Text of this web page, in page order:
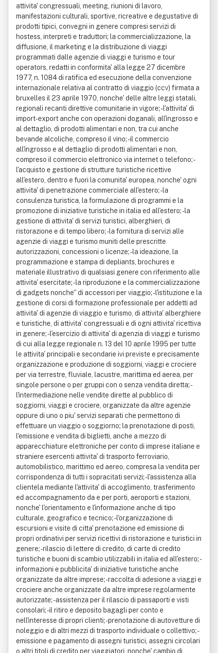
attivita' congressuali, meeting, riunioni di lavoro,
manifestazioni culturali, sportive, ricreative e degustative di
prodotti tipici, convegni in genere compresi servizi di
hostess, interpreti e traduttori; la commercializzazione, la
diffusione, il marketing e la distribuzione di viaggi
programmati dalle agenzie di viaggi e turismo e tour
operators, redatti in conformita' alla legge 27 dicembre
1977, n. 1084 di ratifica ed esecuzione della convenzione
internazionale relativa al contratto di viaggio (ccv) firmata a
bruxelles il 23 aprile 1970, nonche' delle altre leggi statali,
regionali recanti direttive comunitarie in vigore; - l'attivita' di
import-export anche con operazioni doganali, all'ingrosso e
al dettaglio, di prodotti alimentari e non, tra cui anche
bevande alcoliche, compreso il vino; - il commercio
all'ingrosso e al dettaglio di prodotti alimentari e non,
compreso il commercio elettronico via internet o telefono; -
l'acquisto e gestione di strutture turistiche ricettive
all'estero, dentro e fuori la comunita' europea, nonche' ogni
attivita' di penetrazione commerciale all'estero; - la
consulenza turistica, la formulazione di programmi e la
promozione di iniziative turistiche in italia ed all'estero; - la
gestione di attivita' di servizi turistici, alberghieri, di
ristorazione e di tempo libero; - la fornitura di servizi alle
agenzie di viaggi e turismo muniti delle prescritte
autorizzazioni, concessioni o licenze; - la ideazione, la
programmazione e stampa di depliants, brochures e
materiale illustrativo di qualsiasi genere con riferimento alle
attivita' esercitate; - la riproduzione e la commercializzazione
di gadgets nonche'' di accessori per viaggio; - l'istituzione e la
gestione di corsi di formazione professionale per addetti ad
attivita' di agenzie di viaggio e turismo, di attivita' alberghiere
e turistiche, di attivita' congressuali e di ogni attivita' ricettiva
in genere; - l'esercizio di attivita' di agenzia di viaggi e turismo
di cui alla legge regionale n. 13 del 10 aprile 1995 per tutte
le attivita' principali e secondarie ivi previste e precisamente
organizzazione e produzione di soggiorni, viaggi e crociere
per via terrestre, fluviale, lacustre, marittima ed aerea, per
singole persone o per gruppi con o senza vendita diretta; -
l'intermediazione nelle vendite dirette al pubblico di
soggiorni, viaggi e crociere, organizzate da altre agenzie
oppure di uno o piu' servizi separati che permettono di
effettuare un viaggio o soggiorno; la prenotazione di posti,
l'emissione e vendita di biglietti, anche a mezzo di
apparecchiature elettroniche per conto di imprese italiane e
straniere esercenti attivita' di trasporto ferroviario,
automobilistico, marittimo ed aereo, compresa la vendita per
corrispondenza di tutti i sopracitati servizi; - l'assistenza alla
clientela mediante l'attivita' di accoglimento, trasferimento
ed accompagnamento da e per porti, aeroporti e stazioni,
nonche' l'orientamento e l'informazione anche di tipo
culturale, geografico e tecnico; - l'organizzazione di
escursioni e visite di citta' prenotazione ed emissione di
propri ordinativi per servizi ricettivi di ristorazione e turistici in
genere; - rilascio di lettere di credito, di carte di credito
turistiche e buoni di scambio utilizzabili in italia ed all'estero; -
informazioni e pubblicita' di iniziative turistiche anche
organizzate da altre imprese; - raccolta di adesione a viaggi e
crociere anche organizzate da altre imprese regolarmente
autorizzate; - assistenza per il rilascio di passaporti e visti
consolari; - il ritiro e deposito bagagli per conto e
nell'interesse di propri clienti; - prenotazione di autovetture di
noleggio e di altri mezzi di trasporto individuale o collettivo; -
emissione e pagamento di assegni turistici, assegni circolari
o altri titoli di credito per viaggiatori, nonche' cambio di